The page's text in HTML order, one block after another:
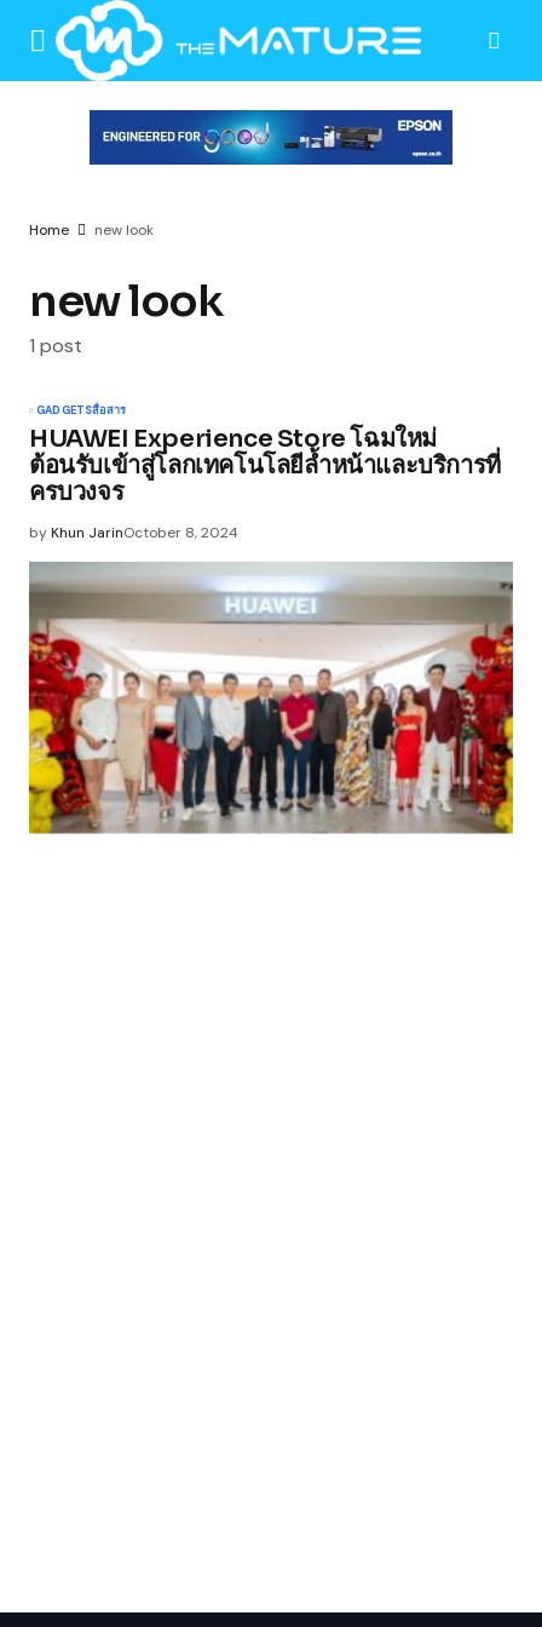
Home new look
new look
1 post
GADGETSสื่อสาร
HUAWEI Experience Store โฉมใหม่
ต้อนรับเข้าสู่โลกเทคโนโลยีล้ำหน้าและบริการที่
ครบวงจร
byKhun JarinOctober 8, 2024